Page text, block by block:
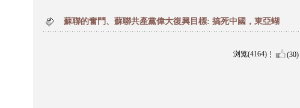
蘇聯的奮鬥、蘇聯共產黨偉大復興目標: 搞死中國，東亞蝴
浏览(4164) (30)